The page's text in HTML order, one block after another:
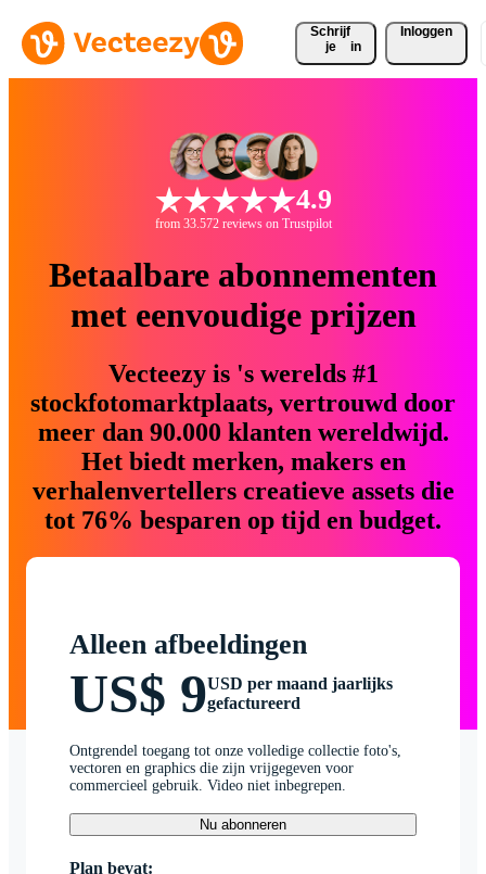
Schrijf
je
in
Inloggen
4.9
from 33.572 reviews on Trustpilot
Betaalbare abonnementen
met eenvoudige prijzen
Vecteezy is 's werelds #1
stockfotomarktplaats, vertrouwd door
meer dan 90.000 klanten wereldwijd.
Het biedt merken, makers en
verhalenvertellers creatieve assets die
tot 76% besparen op tijd en budget.
Alleen afbeeldingen
US$ 9USD per maand jaarlijks
gefactureerd
Ontgrendel toegang tot onze volledige collectie foto's,
vectoren en graphics die zijn vrijgegeven voor
commercieel gebruik. Video niet inbegrepen.
Nu abonneren
Plan bevat: